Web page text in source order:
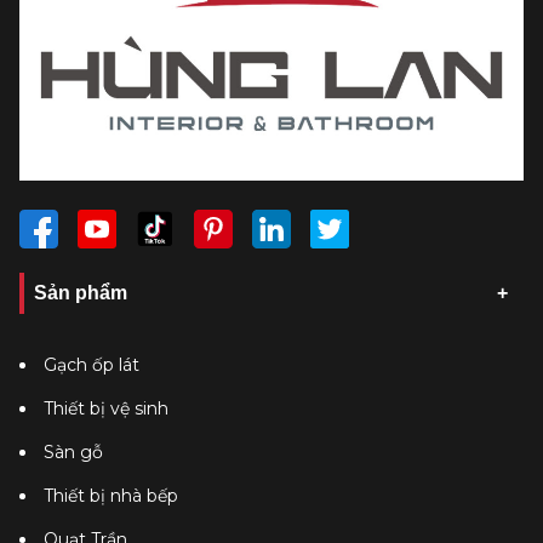
Sản phẩm
Gạch ốp lát
Thiết bị vệ sinh
Sàn gỗ
Thiết bị nhà bếp